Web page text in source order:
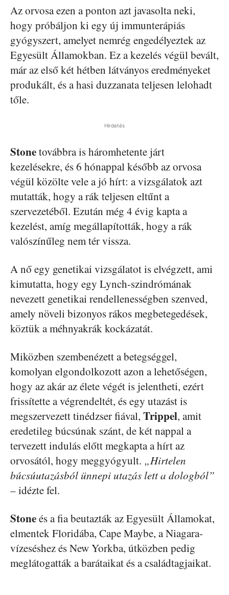
Az orvosa ezen a ponton azt javasolta neki,
hogy próbáljon ki egy új immunterápiás
gyógyszert, amelyet nemrég engedélyeztek az
Egyesült Államokban. Ez a kezelés végül bevált,
már az első két hétben látványos eredményeket
produkált, és a hasi duzzanata teljesen lelohadt
tőle.
Hirdetés
Stonetovábbra is háromhetente járt
kezelésekre, és 6 hónappal később az orvosa
végül közölte vele a jó hírt: a vizsgálatok azt
mutatták, hogy a rák teljesen eltűnt a
szervezetéből. Ezután még 4 évig kapta a
kezelést, amíg megállapították, hogy a rák
valószínűleg nem tér vissza.
A nő egy genetikai vizsgálatot is elvégzett, ami
kimutatta, hogy egy Lynch-szindrómának
nevezett genetikai rendellenességben szenved,
amely növeli bizonyos rákos megbetegedések,
köztük a méhnyakrák kockázatát.
Miközben szembenézett a betegséggel,
komolyan elgondolkozott azon a lehetőségen,
hogy az akár az élete végét is jelentheti, ezért
frissítette a végrendeltét, és egy utazást is
megszervezett tinédzser fiával, Trippel, amit
eredetileg búcsúnak szánt, de két nappal a
tervezett indulás előtt megkapta a hírt az
orvosától, hogy meggyógyult. „Hirtelen
búcsúutazásból ünnepi utazás lett a dologból”
– idézte fel.
Stoneés a fia beutazták az Egyesült Államokat,
elmentek Floridába, Cape Maybe, a Niagara-
vízeséshez és New Yorkba, útközben pedig
meglátogatták a barátaikat és a családtagjaikat.